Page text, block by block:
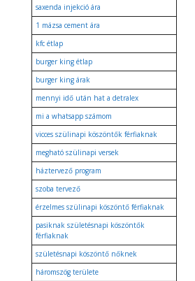
saxenda injekció ára
1 mázsa cement ára
kfc étlap
burger king étlap
burger king árak
mennyi idő után hat a detralex
mi a whatsapp számom
vicces szülinapi köszöntők férfiaknak
megható szülinapi versek
háztervező program
szoba tervező
érzelmes szülinapi köszöntő férfiaknak
pasiknak születésnapi köszöntők
férfiaknak
születésnapi köszöntő nőknek
háromszög területe